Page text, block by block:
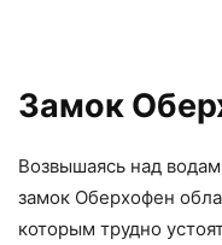
Замок
Возвышаясь над
замок Оберхофен
которым трудно